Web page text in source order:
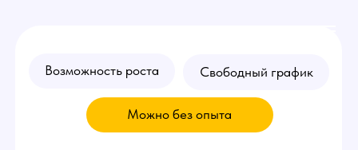
Вакансия